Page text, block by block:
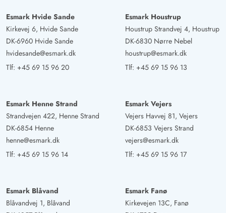
Esmark Hvide Sande
Kirkevej 6, Hvide Sande
DK-6960 Hvide Sande
hvidesande@esmark.dk
Tlf: +45 69 15 96 20
Esmark Houstrup
Houstrup Strandvej 4, Houstrup
DK-6830 Nørre Nebel
houstrup@esmark.dk
Tlf: +45 69 15 96 13
Esmark Henne Strand
Strandvejen 422, Henne Strand
DK-6854 Henne
henne@esmark.dk
Tlf: +45 69 15 96 14
Esmark Vejers
Vejers Havvej 81, Vejers
DK-6853 Vejers Strand
vejers@esmark.dk
Tlf: +45 69 15 96 17
Esmark Blåvand
Blåvandvej 1, Blåvand
Esmark Fanø
Kirkevejen 13C, Fanø